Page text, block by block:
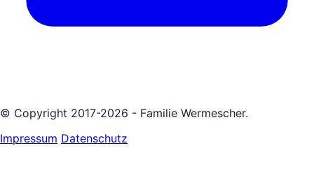
© Copyright 2017-2026 - Familie Wermescher.
Impressum Datenschutz